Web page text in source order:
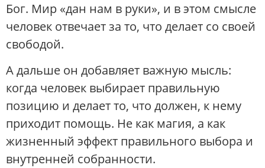
Бог. Мир «дан нам в руки», и в этом смысле
человек отвечает за то, что делает со своей
свободой.
А дальше он добавляет важную мысль:
когда человек выбирает правильную
позицию и делает то, что должен, к нему
приходит помощь. Не как магия, а как
жизненный эффект правильного выбора и
внутренней собранности.